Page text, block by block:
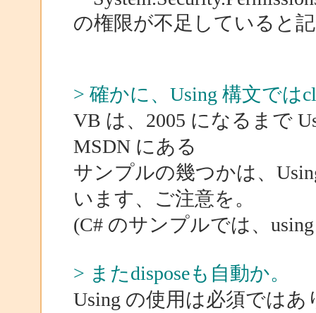
の権限が不足していると
> 確かに、Using 構文では
VB は、2005 になるまで
MSDN にある
サンプルの幾つかは、
います、ご注意を。
(C# のサンプルでは、
> またdisposeも自動か。
Using の使用は必須では